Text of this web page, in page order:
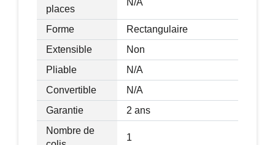
places
Forme
Rectangulaire
Extensible
Non
Pliable
N/A
Convertible
N/A
Garantie
2 ans
Nombre de
1